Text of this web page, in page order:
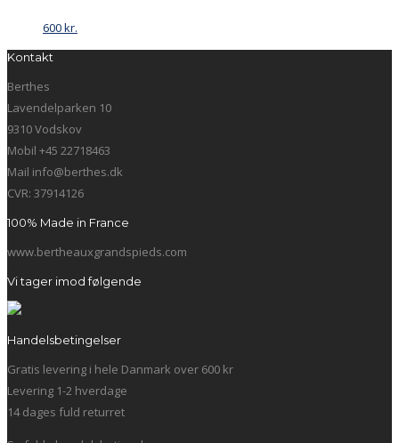
600kr.
Kontakt
Berthes
Lavendelparken 10
9310 Vodskov
Mobil +45 22718463
Mail info@berthes.dk
CVR: 37914126
100% Made in France
www.bertheauxgrandspieds.com
Vi tager imod følgende
Handelsbetingelser
Gratis levering i hele Danmark over 600 kr
Levering 1-2 hverdage
14 dages fuld returret